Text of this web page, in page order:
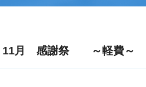
11月 感謝祭 ～軽費～